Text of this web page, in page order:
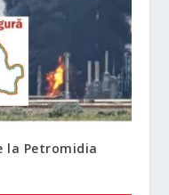
la Petromidia